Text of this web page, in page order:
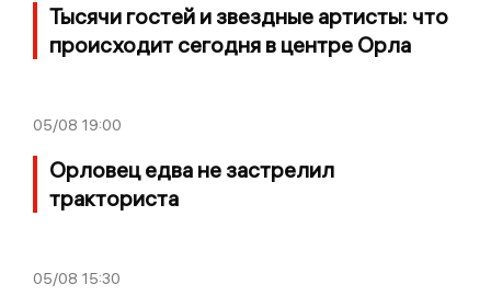
Тысячи гостей и звездные артисты: что
происходит сегодня в центре Орла
05/08 19:00
Орловец едва не застрелил
тракториста
05/08 15:30